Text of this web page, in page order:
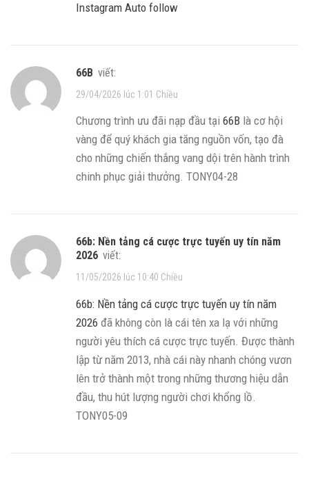
Instagram Auto follow
66B viết:
29/04/2026 lúc 1:01 Chiều
Chương trình ưu đãi nạp đầu tại 66B là cơ hội
vàng để quý khách gia tăng nguồn vốn, tạo đà
cho những chiến thắng vang dội trên hành trình
chinh phục giải thưởng. TONY04-28
66b: Nền tảng cá cược trực tuyến uy tín năm
2026 viết:
11/05/2026 lúc 10:40 Chiều
66b: Nền tảng cá cược trực tuyến uy tín năm
2026 đã không còn là cái tên xa lạ với những
người yêu thích cá cược trực tuyến. Được thành
lập từ năm 2013, nhà cái này nhanh chóng vươn
lên trở thành một trong những thương hiệu dẫn
đầu, thu hút lượng người chơi khổng lồ.
TONY05-09